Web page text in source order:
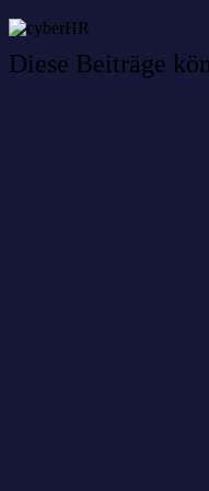
Diese Beiträge